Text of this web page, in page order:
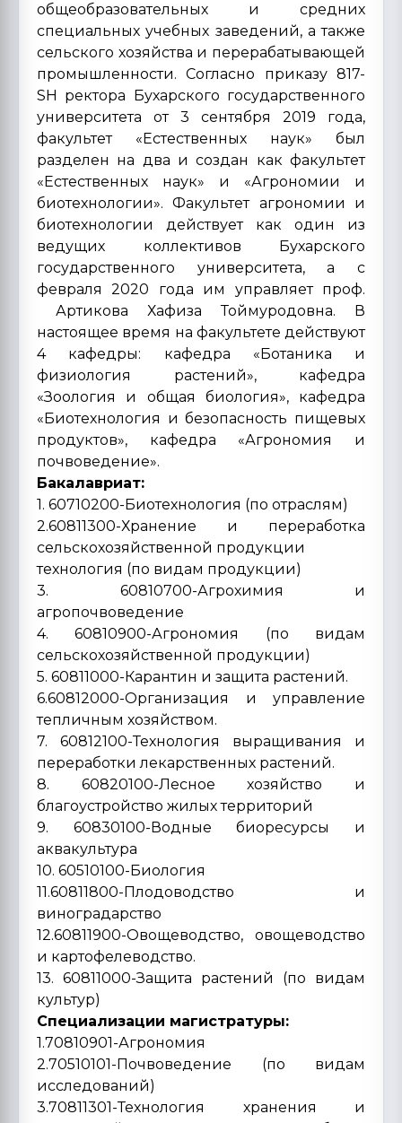
общеобразовательных и средних
специальных учебных заведений, а также
сельского хозяйства и перерабатывающей
промышленности. Согласно приказу 817-
SH ректора Бухарского государственного
университета от 3 сентября 2019 года,
факультет «Естественных наук» был
разделен на два и создан как факультет
«Естественных наук» и «Агрономии и
биотехнологии». Факультет агрономии и
биотехнологии действует как один из
ведущих коллективов Бухарского
государственного университета, а с
февраля 2020 года им управляет проф.
Артикова Хафиза Тоймуродовна. В
настоящее время на факультете действуют
4 кафедры: кафедра «Ботаника и
физиология растений», кафедра
«Зоология и общая биология», кафедра
«Биотехнология и безопасность пищевых
продуктов», кафедра «Агрономия и
почвоведение».
Бакалавриат:
1. 60710200-Биотехнология (по отраслям)
2.60811300-Хранение и переработка
сельскохозяйственной продукции
технология (по видам продукции)
3. 60810700-Агрохимия и
агропочвоведение
4. 60810900-Агрономия (по видам
сельскохозяйственной продукции)
5. 60811000-Карантин и защита растений.
6.60812000-Организация и управление
тепличным хозяйством.
7. 60812100-Технология выращивания и
переработки лекарственных растений.
8. 60820100-Лесное хозяйство и
благоустройство жилых территорий
9. 60830100-Водные биоресурсы и
аквакультура
10. 60510100-Биология
11.60811800-Плодоводство и
виноградарство
12.60811900-Овощеводство, овощеводство
и картофелеводство.
13. 60811000-Защита растений (по видам
культур)
Специализации магистратуры:
1.70810901-Агрономия
2.70510101-Почвоведение (по видам
исследований)
3.70811301-Технология хранения и